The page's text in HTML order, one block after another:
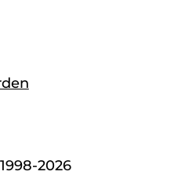
2026